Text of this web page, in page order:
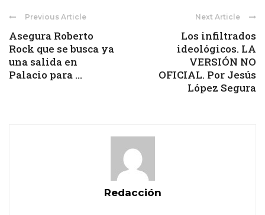
Previous Article
Asegura Roberto
Rock que se busca ya
una salida en
Palacio para ...
Next Article
Los infiltrados
ideológicos. LA
VERSIÓN NO
OFICIAL. Por Jesús
López Segura
Redacción